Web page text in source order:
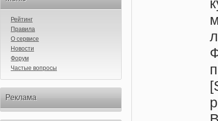
Рейтинг
Правила
О сервисе
Новости
Форум
Частые вопросы
Реклама